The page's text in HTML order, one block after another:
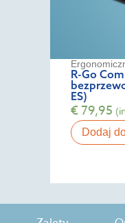
R-Go
ES)
€79,95
Dodaj